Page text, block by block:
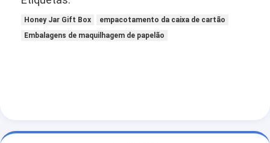
Honey Jar Gift Box
empacotamento da caixa de cartão
Embalagens de maquilhagem de papelão